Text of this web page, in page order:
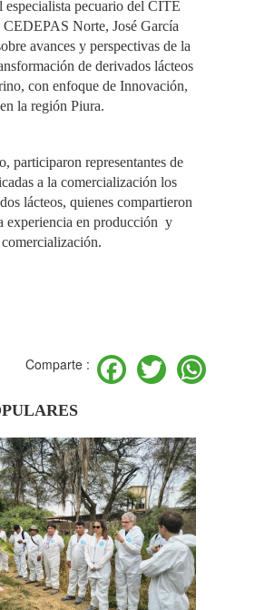
pecuario del CITE
CEDEPAS Norte, José García
avances y perspectivas de la
de derivados lácteos
con enfoque de Innovación,
en la región Piura.
participaron representantes de
a la comercialización los
lácteos, quienes compartieron
experiencia en producción y
comercialización.
Comparte :
Facebook
Twitter